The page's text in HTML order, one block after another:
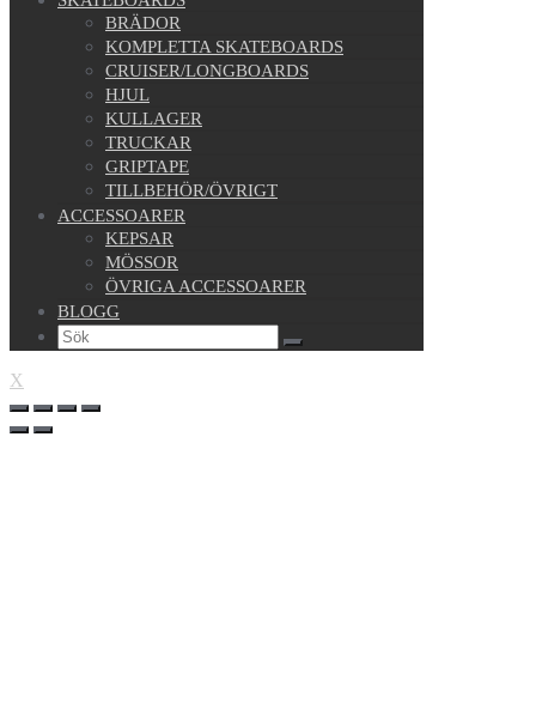
BRÄDOR
KOMPLETTA SKATEBOARDS
CRUISER/LONGBOARDS
HJUL
KULLAGER
TRUCKAR
GRIPTAPE
TILLBEHÖR/ÖVRIGT
ACCESSOARER
KEPSAR
MÖSSOR
ÖVRIGA ACCESSOARER
BLOGG
X